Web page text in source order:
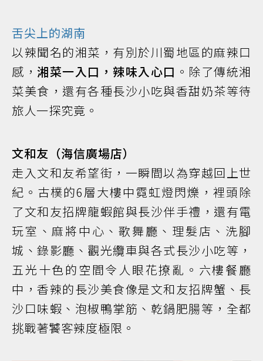
舌尖上的湖南
以辣聞名的湘菜，有別於川蜀地區的麻辣口
感， 湘菜一入口，辣味入心口 。除了傳統湘
菜美食，還有各種長沙小吃與香甜奶茶等待
旅人一探究竟。
文和友（海信廣場店）
走入文和友希望街，一瞬間以為穿越回上世
紀。古樸的6層大樓中霓虹燈閃爍，裡頭除
了文和友招牌龍蝦館與長沙伴手禮，還有電
玩室、麻將中心、歌舞廳、理髮店、洗腳
城、錄影廳、觀光纜車與各式長沙小吃等，
五光十色的空間令人眼花撩亂。六樓餐廳
中，香辣的長沙美食像是文和友招牌蟹、長
沙口味蝦、泡椒鴨掌筋、乾鍋肥腸等，全都
挑戰著饕客辣度極限。